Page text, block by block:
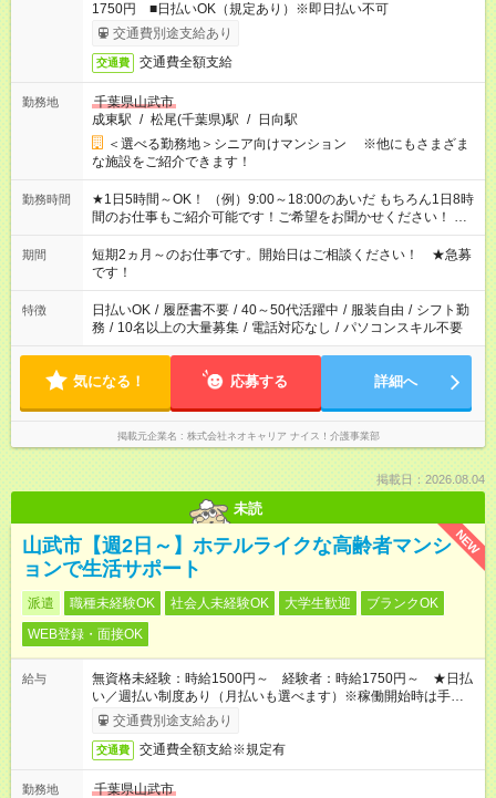
1750円 ■日払いOK（規定あり）※即日払い不可
交通費別途支給あり
交通費 交通費全額支給
勤務地
千葉県山武市
成東駅 / 松尾(千葉県)駅 / 日向駅
＜選べる勤務地＞シニア向けマンション ※他にもさまざま
な施設をご紹介できます！
勤務時間
★1日5時間～OK！ （例）9:00～18:00のあいだ もちろん1日8時
間のお仕事もご紹介可能です！ご希望をお聞かせください！ ★
家庭の都合でお休みが必要な場合も遠慮なくご相談ください。
※週最低15時間以上の勤務が必要です
期間
短期2ヵ月～のお仕事です。開始日はご相談ください！ ★急募
です！
特徴 日払いOK / 履歴書不要 / 40～50代活躍中 / 服装自由 / シフト勤
務 / 10名以上の大量募集 / 電話対応なし / パソコンスキル不要
気になる！ 応募する 詳細へ
掲載元企業名 株式会社ネオキャリア ナイス！介護事業部
掲載日：2026.08.04
未読
NEW
山武市【週2日～】ホテルライクな高齢者マンシ
ョンで生活サポート
派遣 職種未経験OK 社会人未経験OK 大学生歓迎
ブランクOK
WEB登録・面接OK
給与
無資格未経験：時給1500円～ 経験者：時給1750円～ ★日払
い／週払い制度あり（月払いも選べます）※稼働開始時は手続き
完了次第のお支払いとなります。
交通費別途支給あり
交通費 交通費全額支給※規定有
勤務地
千葉県山武市